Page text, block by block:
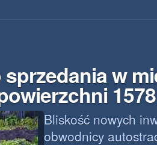
sprzedania w
Bliskość nowych
obwodnicy